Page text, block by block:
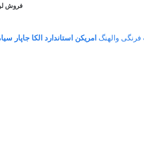
فروش
والهنگ امریکن استاندارد الکا